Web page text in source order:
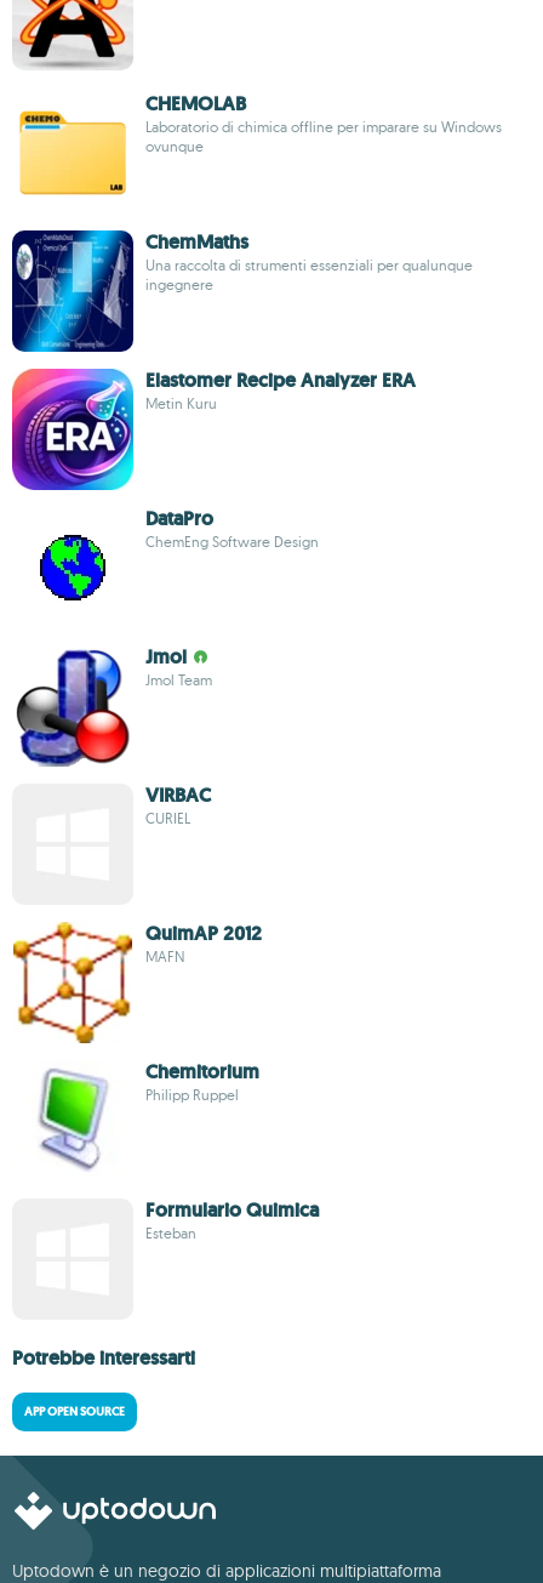
CHEMOLAB
Laboratorio di chimica offline per imparare su Windows
ovunque
ChemMaths
Una raccolta di strumenti essenziali per qualunque
ingegnere
Elastomer Recipe Analyzer ERA
Metin Kuru
DataPro
ChemEng Software Design
Jmol
Jmol Team
VIRBAC
CURIEL
QuimAP 2012
MAFN
Chemitorium
Philipp Ruppel
Formulario Quimica
Esteban
Potrebbe interessarti
APP OPEN SOURCE
Uptodown è un negozio di applicazioni multipiattaforma